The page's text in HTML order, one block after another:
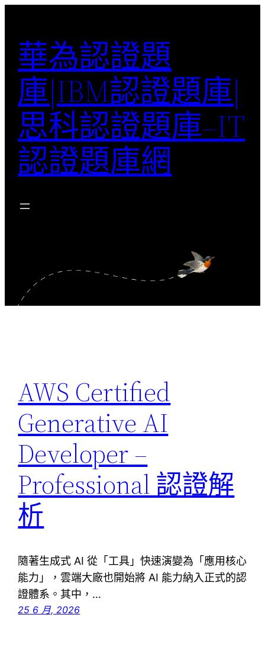
華為認證題
庫|IBM認證題庫|
思科認證題庫–IT
認證題庫網
AWS Certified
Generative AI
Developer –
Professional 認證解
析
隨著生成式 AI 從「工具」快速演變為「應用核心
能力」，雲端大廠也開始將 AI 能力納入正式的認
證體系。其中，…
25 6 月, 2026